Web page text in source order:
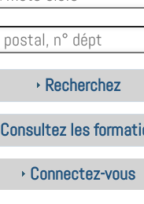
Recherchez
Consultez les
Connectez-vous